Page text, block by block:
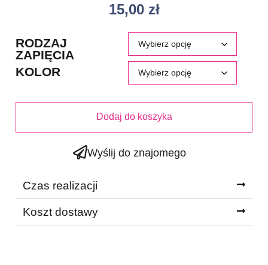
15,00 zł
RODZAJ
ZAPIĘCIA
KOLOR
Dodaj do koszyka
Wyślij do znajomego
Czas realizacji
Koszt dostawy